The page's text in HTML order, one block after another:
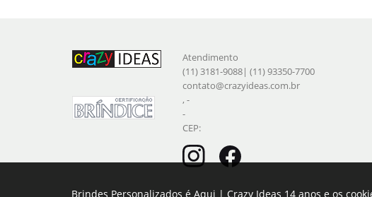
Atendimento
(11) 3181-9088| (11) 93350-7700
contato@crazyideas.com.br
, -
-
CEP:
Brindes Personalizados é Aqui | Crazy Ideas 14 anos e os